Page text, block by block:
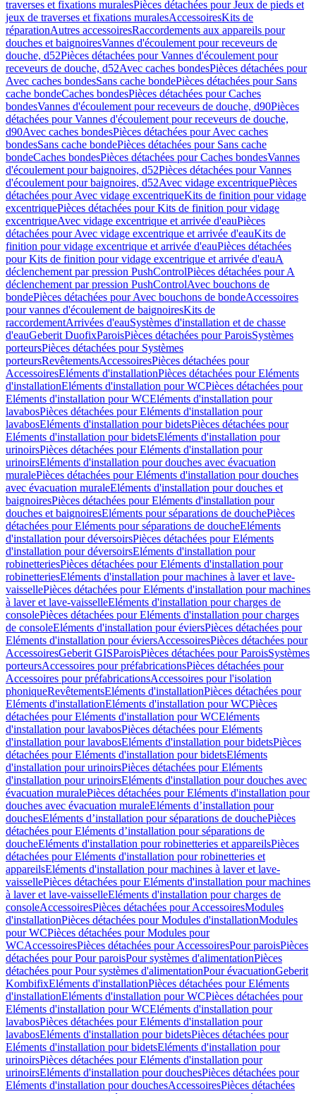
traverses et fixations muralesPièces détachées pour Jeux de pieds et
jeux de traverses et fixations muralesAccessoiresKits de
réparationAutres accessoiresRaccordements aux appareils pour
douches et baignoiresVannes d'écoulement pour receveurs de
douche, d52Pièces détachées pour Vannes d'écoulement pour
receveurs de douche, d52Avec caches bondesPièces détachées pour
Avec caches bondesSans cache bondePièces détachées pour Sans
cache bondeCaches bondesPièces détachées pour Caches
bondesVannes d'écoulement pour receveurs de douche, d90Pièces
détachées pour Vannes d'écoulement pour receveurs de douche,
d90Avec caches bondesPièces détachées pour Avec caches
bondesSans cache bondePièces détachées pour Sans cache
bondeCaches bondesPièces détachées pour Caches bondesVannes
d'écoulement pour baignoires, d52Pièces détachées pour Vannes
d'écoulement pour baignoires, d52Avec vidage excentriquePièces
détachées pour Avec vidage excentriqueKits de finition pour vidage
excentriquePièces détachées pour Kits de finition pour vidage
excentriqueAvec vidage excentrique et arrivée d'eauPièces
détachées pour Avec vidage excentrique et arrivée d'eauKits de
finition pour vidage excentrique et arrivée d'eauPièces détachées
pour Kits de finition pour vidage excentrique et arrivée d'eauA
déclenchement par pression PushControlPièces détachées pour A
déclenchement par pression PushControlAvec bouchons de
bondePièces détachées pour Avec bouchons de bondeAccessoires
pour vannes d'écoulement de baignoiresKits de
raccordementArrivées d'eauSystèmes d'installation et de chasse
d'eauGeberit DuofixParoisPièces détachées pour ParoisSystèmes
porteursPièces détachées pour Systèmes
porteursRevêtementsAccessoiresPièces détachées pour
AccessoiresEléments d'installationPièces détachées pour Eléments
d'installationEléments d'installation pour WCPièces détachées pour
Eléments d'installation pour WCEléments d'installation pour
lavabosPièces détachées pour Eléments d'installation pour
lavabosEléments d'installation pour bidetsPièces détachées pour
Eléments d'installation pour bidetsEléments d'installation pour
urinoirsPièces détachées pour Eléments d'installation pour
urinoirsEléments d'installation pour douches avec évacuation
muralePièces détachées pour Eléments d'installation pour douches
avec évacuation muraleEléments d'installation pour douches et
baignoiresPièces détachées pour Eléments d'installation pour
douches et baignoiresEléments pour séparations de douchePièces
détachées pour Eléments pour séparations de doucheEléments
d'installation pour déversoirsPièces détachées pour Eléments
d'installation pour déversoirsEléments d'installation pour
robinetteriesPièces détachées pour Eléments d'installation pour
robinetteriesEléments d'installation pour machines à laver et lave-
vaissellePièces détachées pour Eléments d'installation pour machines
à laver et lave-vaisselleEléments d'installation pour charges de
consolePièces détachées pour Eléments d'installation pour charges
de consoleEléments d'installation pour éviersPièces détachées pour
Eléments d'installation pour éviersAccessoiresPièces détachées pour
AccessoiresGeberit GISParoisPièces détachées pour ParoisSystèmes
porteursAccessoires pour préfabricationsPièces détachées pour
Accessoires pour préfabricationsAccessoires pour l'isolation
phoniqueRevêtementsEléments d'installationPièces détachées pour
Eléments d'installationEléments d'installation pour WCPièces
détachées pour Eléments d'installation pour WCEléments
d'installation pour lavabosPièces détachées pour Eléments
d'installation pour lavabosEléments d'installation pour bidetsPièces
détachées pour Eléments d'installation pour bidetsEléments
d'installation pour urinoirsPièces détachées pour Eléments
d'installation pour urinoirsEléments d'installation pour douches avec
évacuation muralePièces détachées pour Eléments d'installation pour
douches avec évacuation muraleEléments d’installation pour
douchesEléments d’installation pour séparations de douchePièces
détachées pour Eléments d’installation pour séparations de
doucheEléments d'installation pour robinetteries et appareilsPièces
détachées pour Eléments d'installation pour robinetteries et
appareilsEléments d'installation pour machines à laver et lave-
vaissellePièces détachées pour Eléments d'installation pour machines
à laver et lave-vaisselleEléments d'installation pour charges de
consoleAccessoiresPièces détachées pour AccessoiresModules
d'installationPièces détachées pour Modules d'installationModules
pour WCPièces détachées pour Modules pour
WCAccessoiresPièces détachées pour AccessoiresPour paroisPièces
détachées pour Pour paroisPour systèmes d'alimentationPièces
détachées pour Pour systèmes d'alimentationPour évacuationGeberit
KombifixEléments d'installationPièces détachées pour Eléments
d'installationEléments d'installation pour WCPièces détachées pour
Eléments d'installation pour WCEléments d'installation pour
lavabosPièces détachées pour Eléments d'installation pour
lavabosEléments d'installation pour bidetsPièces détachées pour
Eléments d'installation pour bidetsEléments d'installation pour
urinoirsPièces détachées pour Eléments d'installation pour
urinoirsEléments d'installation pour douchesPièces détachées pour
Eléments d'installation pour douchesAccessoiresPièces détachées